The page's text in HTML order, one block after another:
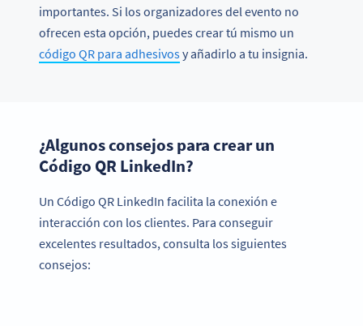
importantes. Si los organizadores del evento no
ofrecen esta opción, puedes crear tú mismo un
código QR para adhesivosy añadirlo a tu insignia.
¿Algunos consejos para crear un
Código QR LinkedIn?
Un Código QR LinkedIn facilita la conexión e
interacción con los clientes. Para conseguir
excelentes resultados, consulta los siguientes
consejos: